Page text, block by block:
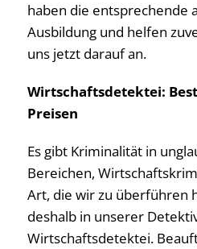
haben die entsprechende
Ausbildung und helfen
uns jetzt darauf an.
Wirtschaftsdetektei:
Preisen
Es gibt Kriminalität in
Bereichen,
Art, die wir zu überführen
deshalb in unserer
Wirtschaftsdetektei.